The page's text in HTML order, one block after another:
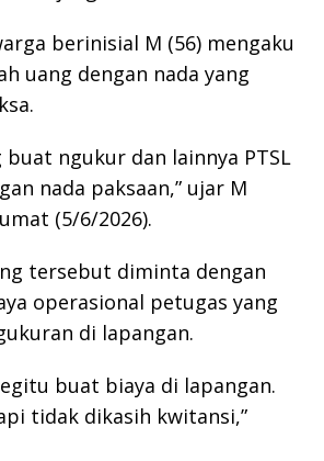
berinisial M (56) mengaku
uang dengan nada yang
ngukur dan lainnya PTSL
nada paksaan,” ujar M
(5/6/2026).
tersebut diminta dengan
operasional petugas yang
di lapangan.
buat biaya di lapangan.
tidak dikasih kwitansi,”